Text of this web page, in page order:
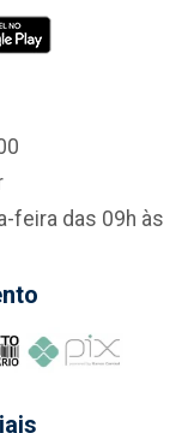
feira das 09h às